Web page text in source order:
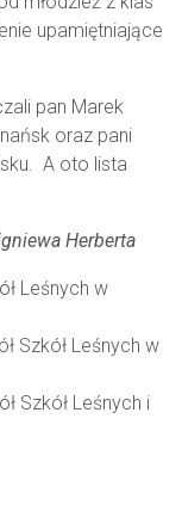
upamiętniające
pan Marek
oraz pani
A oto lista
Herberta
Leśnych w
Szkół Leśnych w
Szkół Leśnych i